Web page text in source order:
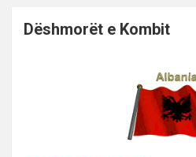
Dëshmorët e Kombit